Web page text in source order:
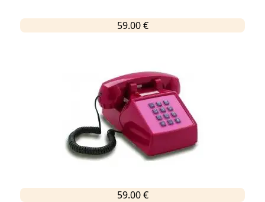
59.00 €
59.00 €